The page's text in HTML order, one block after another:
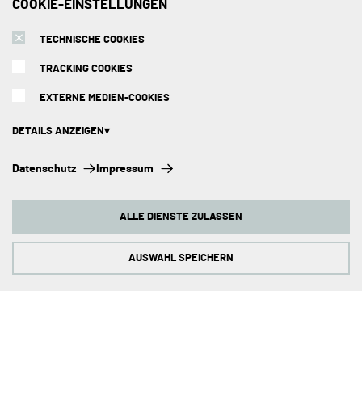
COOKIE-EINSTELLUNGEN
TECHNISCHE COOKIES
TRACKING COOKIES
EXTERNE MEDIEN-COOKIES
DETAILS ANZEIGEN
Technische Cookies:
Um unsere Website kontinuierlich zu verbessern, analysieren wir die
Verhaltensweisen der Besucher. Dazu nutzen wir Tracking Cookies für
Datenschutz Impressum
AUSWAHL SPEICHERN
ALLE DIENSTE ZULASSEN
Montage
Beratungstermin
Abholorte
Impressum